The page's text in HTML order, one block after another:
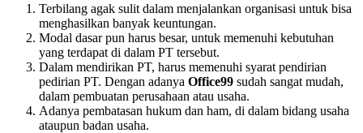
Terbilang agak sulit dalam menjalankan organisasi untuk bisa
menghasilkan banyak keuntungan.
Modal dasar pun harus besar, untuk memenuhi kebutuhan
yang terdapat di dalam PT tersebut.
Dalam mendirikan PT, harus memenuhi syarat pendirian
pedirian PT. Dengan adanya Office99 sudah sangat mudah,
dalam pembuatan perusahaan atau usaha.
Adanya pembatasan hukum dan ham, di dalam bidang usaha
ataupun badan usaha.